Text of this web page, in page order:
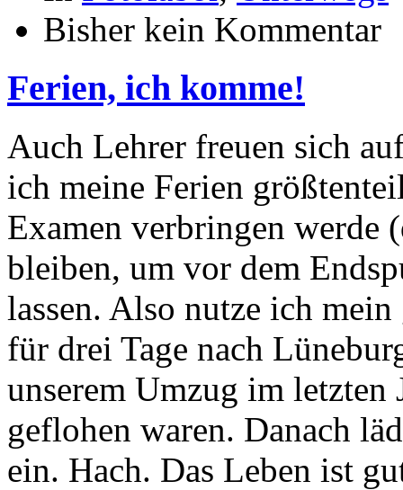
Bisher kein Kommentar
Ferien, ich komme!
Auch Lehrer freuen sich
ich meine Ferien
Examen verbringen werde
bleiben, um vor dem
lassen. Also nutze ich
für drei Tage nach
unserem Umzug im
geflohen waren. Danach
ein. Hach. Das Leben ist